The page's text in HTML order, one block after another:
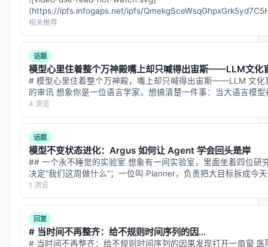
(https://ipfs.infogaps.net/ipfs/
filename=…
相关推荐
话题
模型心里住着整个万神殿嘴上却只喊得出宙斯——LLM文化
# 模型心里住着整个万神殿，嘴上却只喊得出宙斯——LLM 文化
的审讯 想象你是一位语言学家，想搞清楚一件事：当大语言模
谁"，它脱口而出"Zeus"；问"罗马的"，"Jupiter"；…
4 浏览
话题
模型不变状态进化：Argus 如何让 Agent 学会回头是岸
## 一个永不睡觉的实验室 想象有一间实验室，里面坐着四位研
决定"我们这周做什么"；一位叫 Planner，负责把大目标拆成今
Engineer，负责真正动手做实验、写代码、跑验证…
1 浏览
回复
# 当时间不再整齐：给不规则时间序列的因...
# 当时间不再整齐：给不规则时间序列的因果发现打开一扇窗